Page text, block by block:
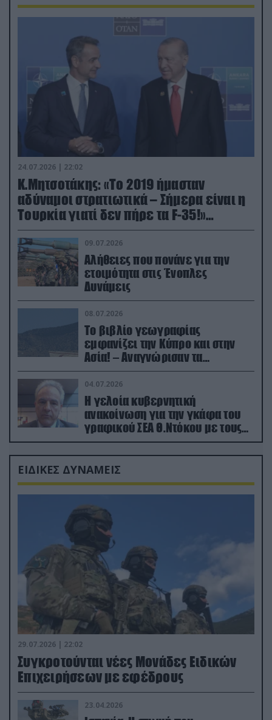
24.07.2026 | 22:02
Κ.Μητσοτάκης: «Το 2019 ήμασταν
αδύναμοι στρατιωτικά – Σήμερα είναι η
Τουρκία γιατί δεν πήρε τα F-35!»
(βίντεο)
09.07.2026
Αλήθειες που πονάνε για την
ετοιμότητα στις Ένοπλες
Δυνάμεις
08.07.2026
Το βιβλίο γεωγραφίας
εμφανίζει την Κύπρο και στην
Ασία! – Αναγνώρισαν τα
κατεχόμενα; (φωτο)
04.07.2026
Η γελοία κυβερνητική
ανακοίνωση για την γκάφα του
γραφικού ΣΕΑ Θ.Ντόκου με τους
Ρώσους φαρσέρ
ΕΙΔΙΚΕΣ ΔΥΝΑΜΕΙΣ
29.07.2026 | 22:02
Συγκροτούνται νέες Μονάδες Ειδικών
Επιχειρήσεων με εφέδρους
23.04.2026